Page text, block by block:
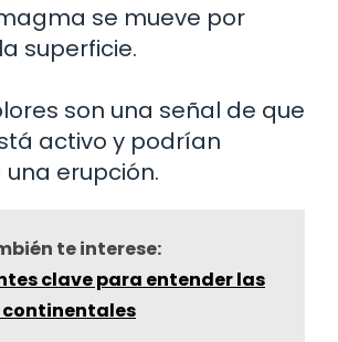
se mueve por
superficie.
son una señal de que
activo y podrían
erupción.
te interese:
clave para entender las